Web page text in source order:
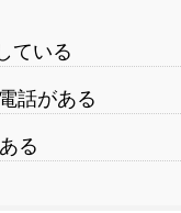
ている
話がある
る